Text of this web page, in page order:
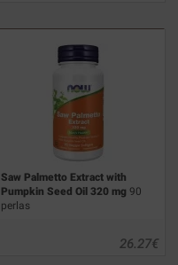
Saw Palmetto Extract with
Pumpkin Seed Oil 320 mg 90
perlas
€
26.27